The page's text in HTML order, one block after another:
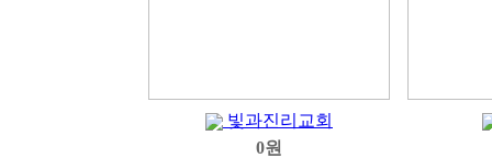
빛과진리교회
0원